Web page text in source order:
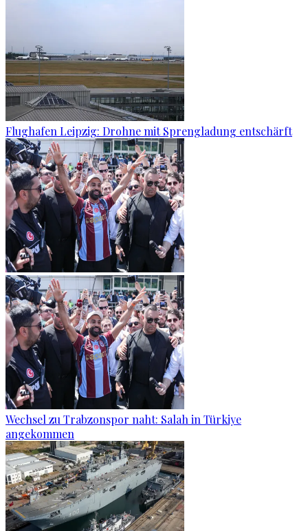
Flughafen Leipzig: Drohne mit Sprengladung entschärft
Wechsel zu Trabzonspor naht: Salah in Türkiye
angekommen